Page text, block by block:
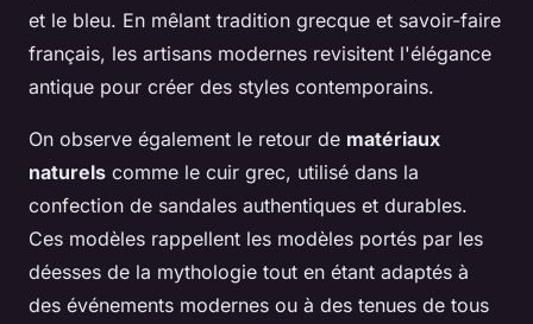
et le bleu. En mêlant tradition grecque et savoir-faire
français, les artisans modernes revisitent l'élégance
antique pour créer des styles contemporains.
On observe également le retour de matériaux
naturels comme le cuir grec, utilisé dans la
confection de sandales authentiques et durables.
Ces modèles rappellent les modèles portés par les
déesses de la mythologie tout en étant adaptés à
des événements modernes ou à des tenues de tous